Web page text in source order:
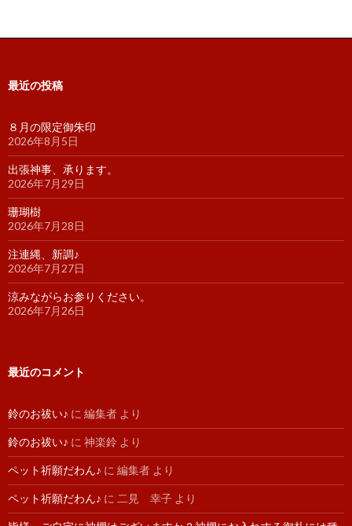
最近の投稿
８月の限定御朱印
2026年8月5日
出張神事、承ります。
2026年7月29日
珊瑚樹
2026年7月28日
注連縄、新調♪
2026年7月27日
涼みながらお参りください。
2026年7月26日
最近のコメント
鈴のお祓い♪ に 編集者 より
鈴のお祓い♪ に 神楽鈴 より
ペット祈願だわん♪ に 編集者 より
ペット祈願だわん♪ に 二見 幸子 より